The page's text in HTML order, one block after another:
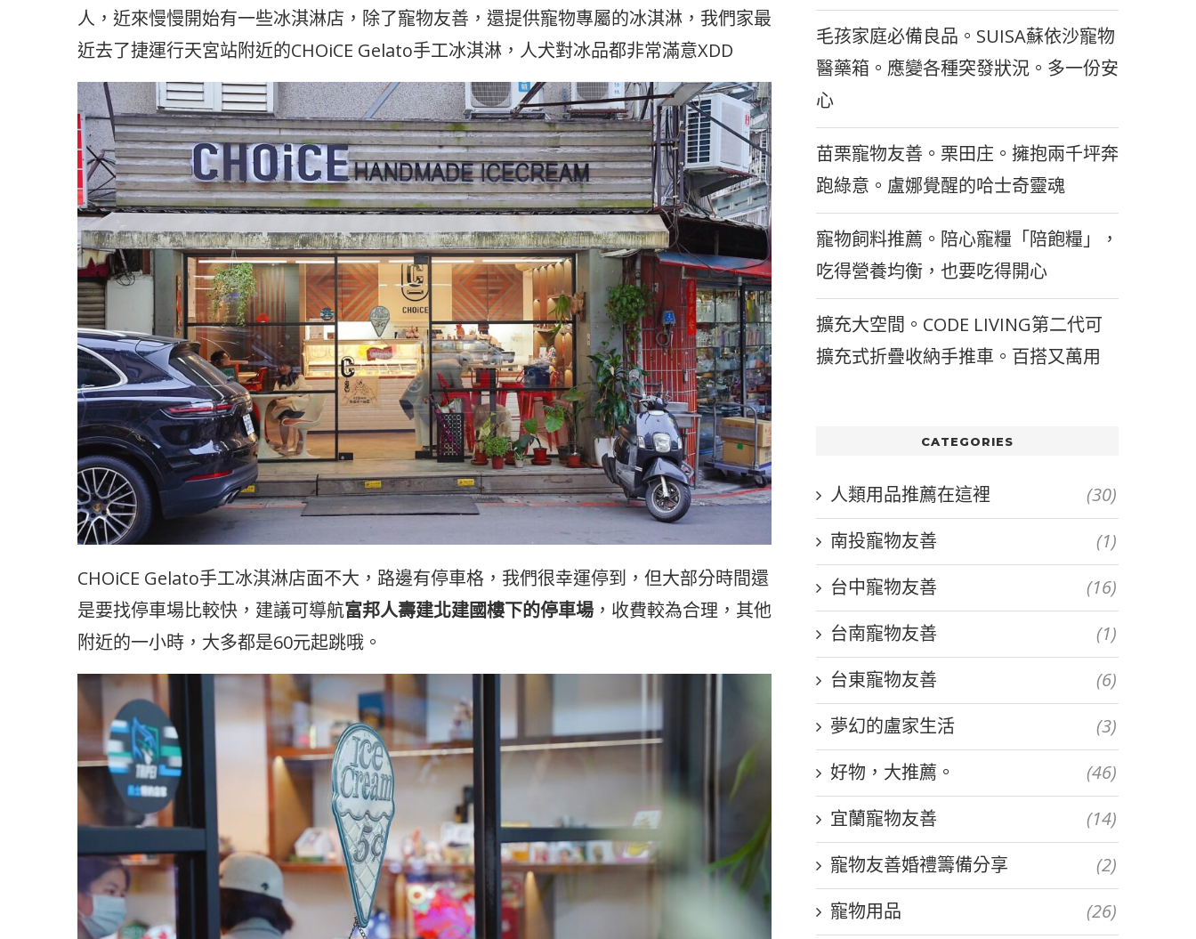
人，近來慢慢開始有一些冰淇淋店，除了寵物友善，還提供寵物專屬的冰淇淋，我們家最
近去了捷運行天宮站附近的CHOiCE Gelato手工冰淇淋，人犬對冰品都非常滿意XDD
CHOiCE Gelato手工冰淇淋店面不大，路邊有停車格，我們很幸運停到，但大部分時間還
是要找停車場比較快，建議可導航富邦人壽建北建國樓下的停車場 ，收費較為合理，其他
附近的一小時，大多都是60元起跳哦。
毛孩家庭必備良品。SUISA蘇依沙寵物
醫藥箱。應變各種突發狀況。多一份安
心
苗栗寵物友善。栗田庄。擁抱兩千坪奔
跑綠意。盧娜覺醒的哈士奇靈魂
寵物飼料推薦。陪心寵糧「陪飽糧」，
吃得營養均衡，也要吃得開心
擴充大空間。CODE LIVING第二代可
擴充式折疊收納手推車。百搭又萬用
CATEGORIES
人類用品推薦在這裡
(30)
南投寵物友善
(1)
台中寵物友善
(16)
台南寵物友善
(1)
台東寵物友善
(6)
夢幻的盧家生活
(3)
好物，大推薦。
(46)
宜蘭寵物友善
(14)
寵物友善婚禮籌備分享
(2)
寵物用品
(26)